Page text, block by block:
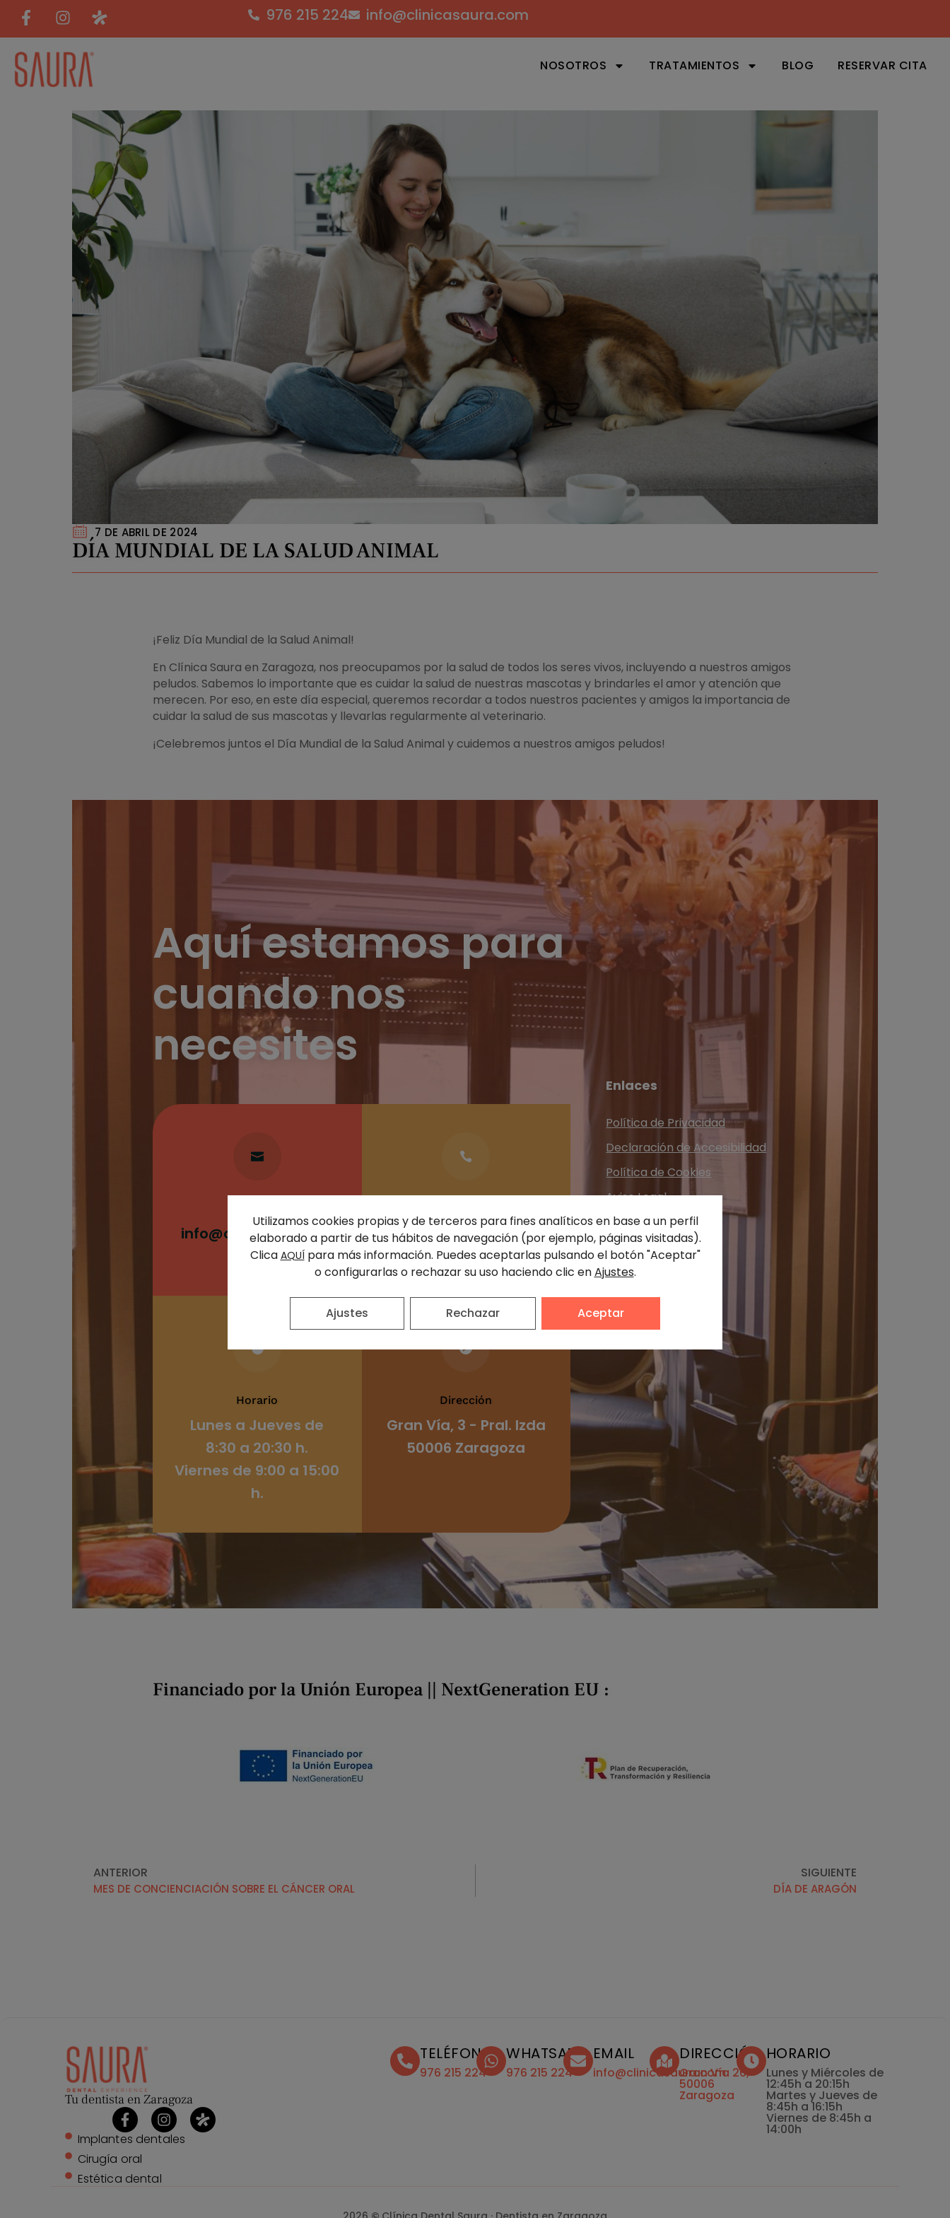
976 215 224 info@clinicasaura.com
NOSOTROS TRATAMIENTOS BLOG RESERVAR CITA
7 DE ABRIL DE 2024
DÍA MUNDIAL DE LA SALUD ANIMAL
¡Feliz Día Mundial de la Salud Animal!
En Clínica Saura en Zaragoza, nos preocupamos por la salud de todos los seres vivos, incluyendo a nuestros amigos
peludos. Sabemos lo importante que es cuidar la salud de nuestras mascotas y brindarles el amor y atención que
merecen. Por eso, en este día especial, queremos recordar a todos nuestros pacientes y amigos la importancia de
cuidar la salud de sus mascotas y llevarlas regularmente al veterinario.
¡Celebremos juntos el Día Mundial de la Salud Animal y cuidemos a nuestros amigos peludos!
Aquí estamos para
cuando nos
necesites

info@clinicasaura.co
m

976 215 224

Horario
Lunes a Jueves de
8:30 a 20:30 h.
Viernes de 9:00 a 15:00
h.

Dirección
Gran Vía, 3 - Pral. Izda
50006 Zaragoza
Enlaces
Política de Privacidad
Declaración de Accesibilidad
Política de Cookies
Aviso Legal
Contacto
Financiado por la Unión Europea || NextGeneration EU :
ANTERIOR
MES DE CONCIENCIACIÓN SOBRE EL CÁNCER ORAL
SIGUIENTE
DÍA DE ARAGÓN
Tu dentista en Zaragoza
Implantes dentales
Cirugía oral
Estética dental
TELÉFONO
976 215 224
WHATSAPP
976 215 224
EMAIL
info@clinicasaura.com
DIRECCIÓN
Gran Vía 26,
50006
Zaragoza
HORARIO
Lunes y Miércoles de
12:45h a 20:15h
Martes y Jueves de
8:45h a 16:15h
Viernes de 8:45h a
14:00h
Utilizamos cookies propias y de terceros para fines analíticos en base a un perfil
elaborado a partir de tus hábitos de navegación (por ejemplo, páginas visitadas).
Clica AQUÍpara más información. Puedes aceptarlas pulsando el botón "Aceptar"
o configurarlas o rechazar su uso haciendo clic enAjustes.
Aceptar
Rechazar
Ajustes